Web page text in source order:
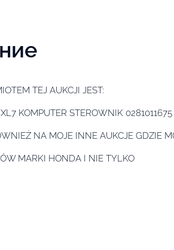
TEJ AUKCJI JEST:
KOMPUTER STEROWNIK 0281011675
NA MOJE INNE AUKCJE GDZIE
MARKI HONDA I NIE TYLKO